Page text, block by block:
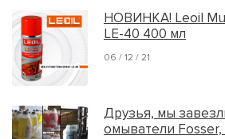
НОВИНКА! Leoil
LE-40 400 мл
06 / 12 / 21
Друзья, мы
омыватели